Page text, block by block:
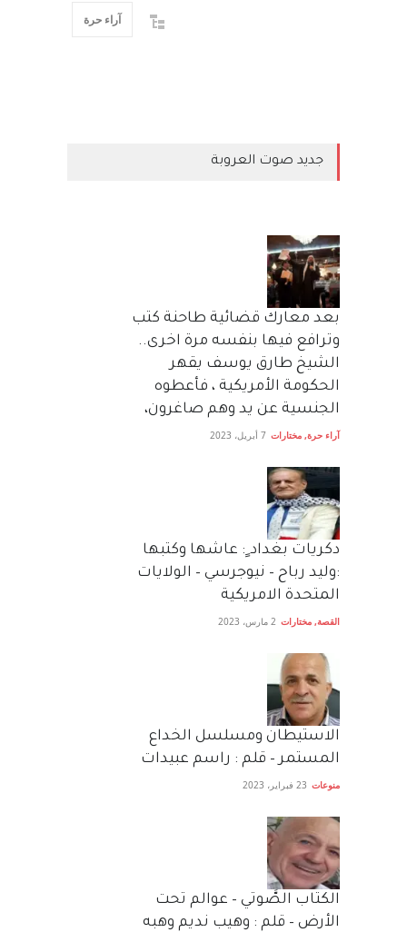
آراء حرة
جديد صوت العروبة
بعد معارك قضائية طاحنة كتب
وترافع فيها بنفسه مرة اخرى..
الشيخ طارق يوسف يقهر
الحكومة الأمريكية ، فأعطوه
الجنسية عن يد وهم صاغرون،
آراء حرة, مختارات 7 أبريل، 2023
دكريات بغداد ٍ: عاشها وكتبها
:وليد رباح – نيوجرسي – الولايات
المتحدة الامريكية
القصة, مختارات 2 مارس، 2023
الاستيطان ومسلسل الخداع
المستمر – قلم : راسم عبيدات
منوعات 23 فبراير، 2023
الكتاب الصَّوتي – عوالم تحت
الأرض – قلم : وهيب نديم وهبه